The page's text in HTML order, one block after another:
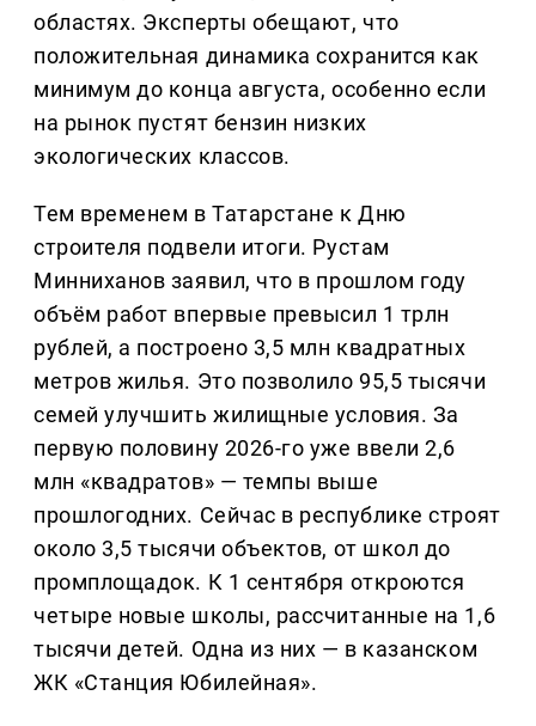
областях. Эксперты обещают, что
положительная динамика сохранится как
минимум до конца августа, особенно если
на рынок пустят бензин низких
экологических классов.
Тем временем в Татарстане к Дню
строителя подвели итоги. Рустам
Минниханов заявил, что в прошлом году
объём работ впервые превысил 1 трлн
рублей, а построено 3,5 млн квадратных
метров жилья. Это позволило 95,5 тысячи
семей улучшить жилищные условия. За
первую половину 2026-го уже ввели 2,6
млн «квадратов» — темпы выше
прошлогодних. Сейчас в республике строят
около 3,5 тысячи объектов, от школ до
промплощадок. К 1 сентября откроются
четыре новые школы, рассчитанные на 1,6
тысячи детей. Одна из них — в казанском
ЖК «Станция Юбилейная».